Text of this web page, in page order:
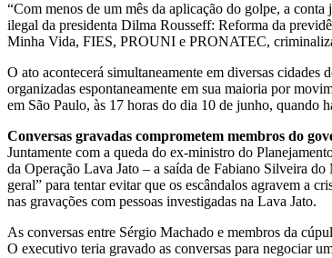
“Com menos de um mês da aplicação do golpe, a
ilegal da presidenta Dilma Rousseff: Reforma da
Minha Vida, FIES, PROUNI e PRONATEC,
O ato acontecerá simultaneamente em diversas cidades
organizadas espontaneamente em sua maioria por
em São Paulo, às 17 horas do dia 10 de junho, quando
Conversas gravadas comprometem membros do
Juntamente com a queda do ex-ministro do
da Operação Lava Jato – a saída de Fabiano Silveira
geral” para tentar evitar que os escândalos agravem a
nas gravações com pessoas investigadas na Lava Jato.
As conversas entre Sérgio Machado e membros da
O executivo teria gravado as conversas para negociar